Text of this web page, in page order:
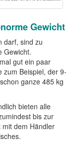
Gewicht
darf, sind zu
Gewicht.
gut ein paar
zum Beispiel, der 9-
ganze 485 kg
bieten alle
bis zur
dem Händler